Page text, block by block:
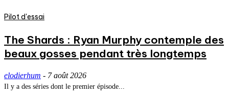
Pilot d'essai
The Shards : Ryan Murphy contemple des
beaux gosses pendant très longtemps
elodierhum - 7 août 2026
Il y a des séries dont le premier épisode...